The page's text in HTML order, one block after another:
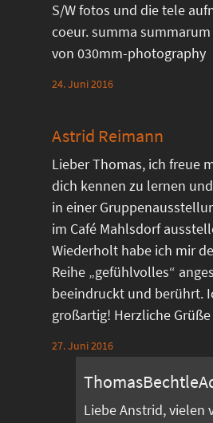
S/W fotos und die tele
coeur. summa
von 030mm-photography
24. Juni 2016
Astrid Reimann
Lieber Thomas, ich freue
dich kennen zu lernen
in einer
im Café Mahlsdorf
Wiederholt habe ich mir
Reihe „gefühlvolles“
beeindruckt und berührt.
großartig! Herzliche
27. Juni 2016
Liebe Anstrid, vielen